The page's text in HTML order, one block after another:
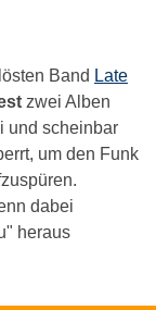
Band Late
zwei Alben
und scheinbar
um den Funk
dabei
heraus